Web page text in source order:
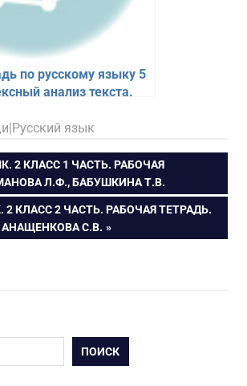
по русскому языку 5
анализ текста.
язык
2 КЛАСС 1 ЧАСТЬ. РАБОЧАЯ
Л.Ф., БАБУШКИНА Т.В.
КЛАСС 2 ЧАСТЬ. РАБОЧАЯ ТЕТРАДЬ.
АНАЩЕНКОВА С.В.
ПОИСК